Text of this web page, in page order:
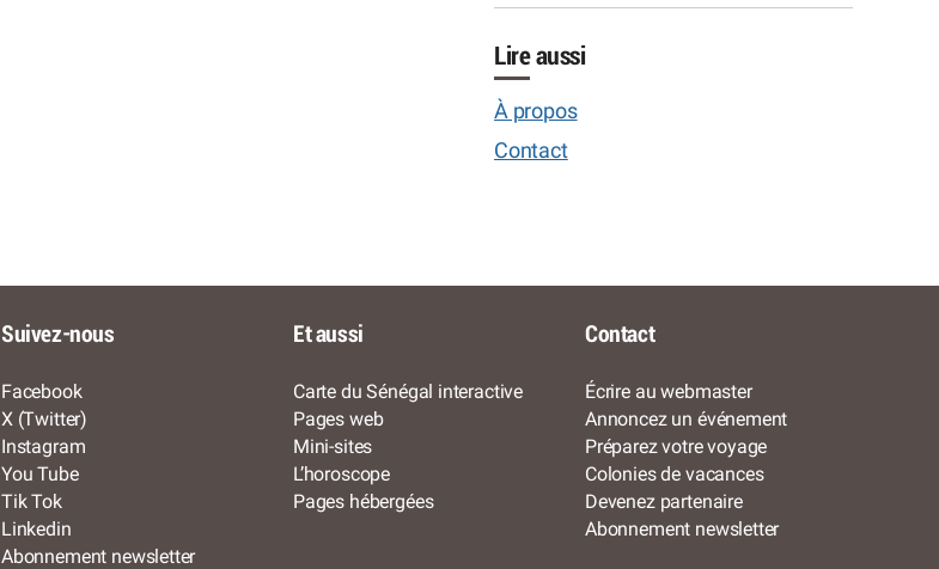
Lire aussi
À propos
Contact
Suivez-nous
Facebook
X (Twitter)
Instagram
You Tube
Tik Tok
Linkedin
Abonnement newsletter
Et aussi
Carte du Sénégal interactive
Pages web
Mini-sites
L’horoscope
Pages hébergées
Contact
Écrire au webmaster
Annoncez un événement
Préparez votre voyage
Colonies de vacances
Devenez partenaire
Abonnement newsletter